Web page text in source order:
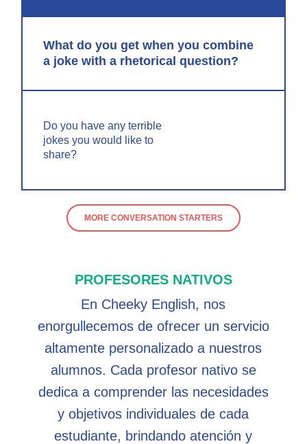
What do you get when you combine
a joke with a rhetorical question?
Do you have any terrible
jokes you would like to
share?
MORE CONVERSATION STARTERS
PROFESORES NATIVOS
En Cheeky English, nos
enorgullecemos de ofrecer un servicio
altamente personalizado a nuestros
alumnos. Cada profesor nativo se
dedica a comprender las necesidades
y objetivos individuales de cada
estudiante, brindando atención y